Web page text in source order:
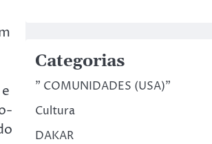
Categorias
" COMUNIDADES (USA)"
Cultura
DAKAR